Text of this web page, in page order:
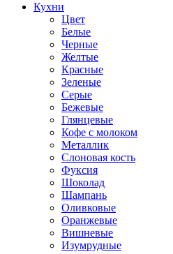
Кухни
Цвет
Белые
Черные
Желтые
Красные
Зеленые
Серые
Бежевые
Глянцевые
Кофе с молоком
Металлик
Слоновая кость
Фуксия
Шоколад
Шампань
Оливковые
Оранжевые
Вишневые
Изумрудные